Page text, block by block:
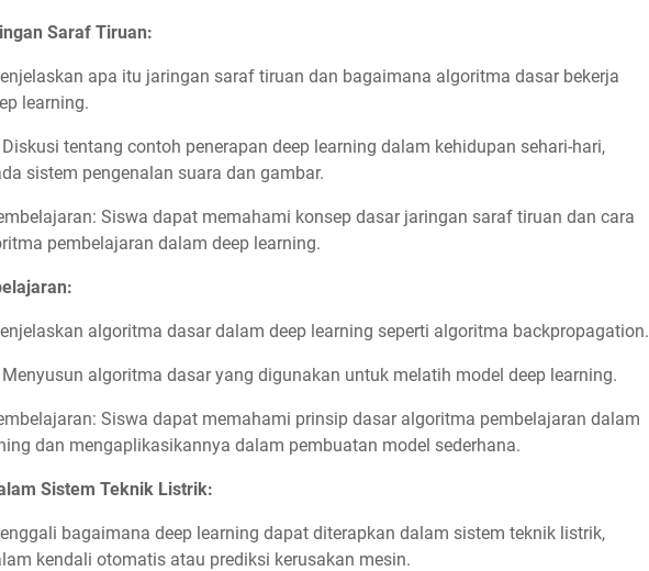
Saraf Tiruan:
apa itu jaringan saraf tiruan dan bagaimana algoritma dasar bekerja
learning.
tentang contoh penerapan deep learning dalam kehidupan sehari-hari,
sistem pengenalan suara dan gambar.
Siswa dapat memahami konsep dasar jaringan saraf tiruan dan cara
pembelajaran dalam deep learning.
algoritma dasar dalam deep learning seperti algoritma backpropagation.
algoritma dasar yang digunakan untuk melatih model deep learning.
Siswa dapat memahami prinsip dasar algoritma pembelajaran dalam
dan mengaplikasikannya dalam pembuatan model sederhana.
Sistem Teknik Listrik:
bagaimana deep learning dapat diterapkan dalam sistem teknik listrik,
kendali otomatis atau prediksi kerusakan mesin.